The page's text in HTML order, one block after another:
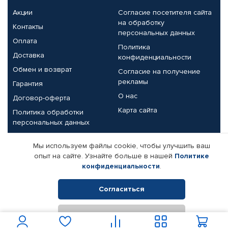
Акции
Контакты
Оплата
Доставка
Обмен и возврат
Гарантия
Договор-оферта
Политика обработки
персональных данных
Согласие посетителя сайта
на обработку
персональных данных
Политика
конфиденциальности
Согласие на получение
рекламы
О нас
Карта сайта
Партнерам
Корпоративным клиентам
Поставщикам
Реквизиты компании
© КАМАЗ ЦЕНТР ДОНЕЦК, 2015-2026. Все права защищены.
Интернет-магазин автомобильных товаров Автопрофи.
Мы используем файлы cookie, чтобы улучшить ваш
опыт на сайте. Узнайте больше в нашей Политике
конфиденциальности.
Согласиться
Отклонить